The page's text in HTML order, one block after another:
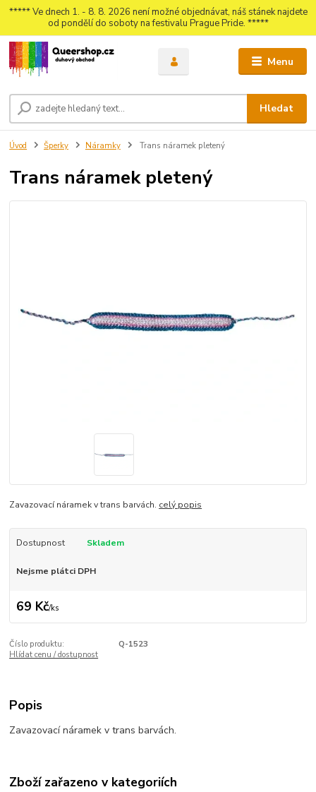
***** Ve dnech 1. - 8. 8. 2026 není možné objednávat, náš stánek najdete
od pondělí do soboty na festivalu Prague Pride. *****
Menu
Hledat
Úvod Šperky Náramky Trans náramek pletený
Trans náramek pletený
Zavazovací náramek v trans barvách. celý popis
Dostupnost Skladem
Nejsme plátci DPH
69 Kč/ks
Číslo produktu:
Q-1523
Hlídat cenu / dostupnost
Popis
Zavazovací náramek v trans barvách.
Zboží zařazeno v kategoriích